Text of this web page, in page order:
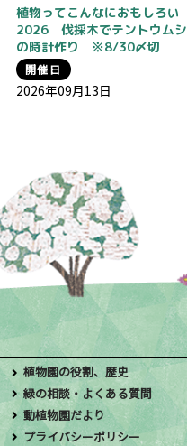
植物ってこんなにおもしろい
2026 伐採木でテントウムシ
の時計作り ※8/30〆切
開催日
2026年09月13日
植物園の役割、歴史
緑の相談・よくある質問
動植物園だより
プライバシーポリシー